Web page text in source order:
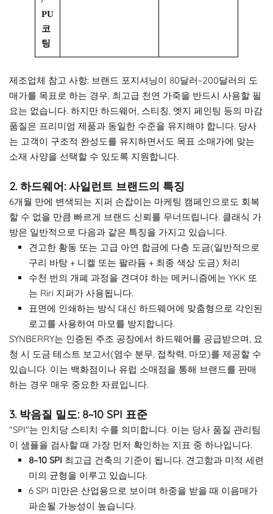
PU
코
팅
제조업체 참고 사항: 브랜드 포지셔닝이 80달러~200달러의 도
매가를 목표로 하는 경우, 최고급 천연 가죽을 반드시 사용할 필
요는 없습니다. 하지만 하드웨어, 스티칭, 엣지 페인팅 등의 마감
품질은 프리미엄 제품과 동일한 수준을 유지해야 합니다. 당사
는 고객이 구조적 완성도를 유지하면서도 목표 소매가에 맞는
소재 사양을 선택할 수 있도록 지원합니다.
2. 하드웨어: 사일런트 브랜드의 특징
6개월 만에 변색되는 지퍼 손잡이는 마케팅 캠페인으로도 회복
할 수 없을 만큼 빠르게 브랜드 신뢰를 무너뜨립니다. 클래식 가
방은 일반적으로 다음과 같은 특징을 가지고 있습니다.
견고한 황동 또는 고급 아연 합금에 다층 도금(일반적으로
구리 바탕 + 니켈 또는 팔라듐 + 최종 색상 도금) 처리
수천 번의 개폐 과정을 견뎌야 하는 메커니즘에는 YKK 또
는 Riri 지퍼가 사용됩니다.
표면에 인쇄하는 방식 대신 하드웨어에 맞춤형으로 각인된
로고를 사용하여 마모를 방지합니다.
SYNBERRY는 인증된 주조 공장에서 하드웨어를 공급받으며, 요
청 시 도금 테스트 보고서(염수 분무, 접착력, 마모)를 제공할 수
있습니다. 이는 백화점이나 유럽 소매점을 통해 브랜드를 판매
하는 경우 매우 중요한 자료입니다.
3. 박음질 밀도: 8~10 SPI 표준
"SPI"는 인치당 스티치 수를 의미합니다. 이는 당사 품질 관리팀
이 샘플을 검사할 때 가장 먼저 확인하는 지표 중 하나입니다.
8–10 SPI 최고급 건축의 기준이 됩니다. 견고함과 미적 세련
미의 균형을 이루고 있습니다.
6 SPI 미만은 산업용으로 보이며 하중을 받을 때 이음매가
파손될 가능성이 높습니다.